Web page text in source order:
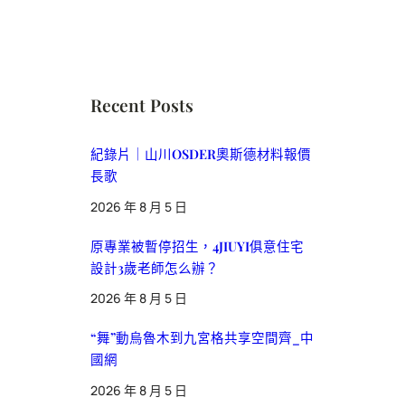
Recent Posts
紀錄片｜山川OSDER奧斯德材料報價
長歌
2026 年 8 月 5 日
原專業被暫停招生，4JIUYI俱意住宅
設計3歲老師怎么辦？
2026 年 8 月 5 日
“舞”動烏魯木到九宮格共享空間齊_中
國網
2026 年 8 月 5 日